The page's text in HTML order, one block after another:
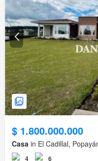
$ 1.800.000.000
Casa in El Cadillal,
4 6